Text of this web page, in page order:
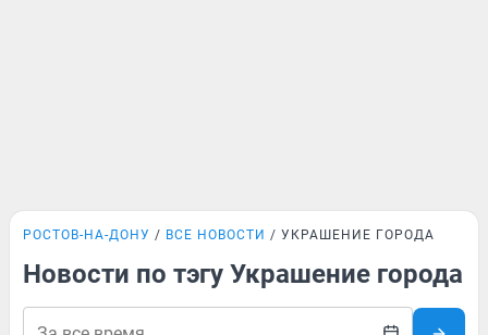
РОСТОВ-НА-ДОНУ ВСЕ НОВОСТИ УКРАШЕНИЕ ГОРОДА
Новости по тэгу Украшение города